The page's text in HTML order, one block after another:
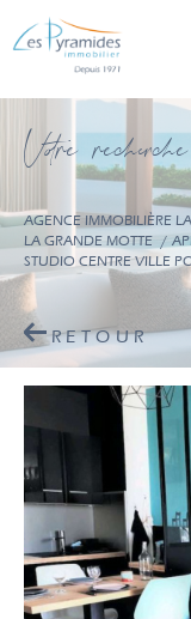
Vore recece
AGENCE IMMOBILIÈRE
LA GRANDE MOTTE
STUDIO CENTRE VILLE
RETOUR